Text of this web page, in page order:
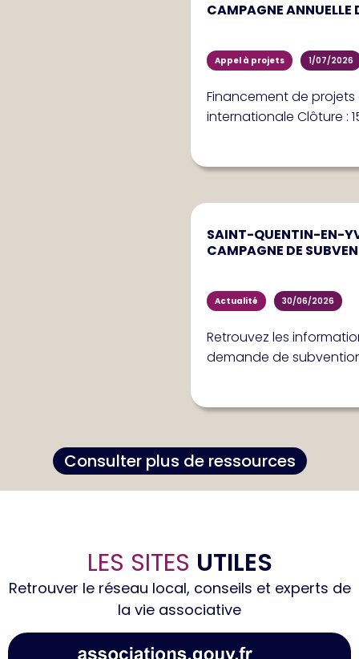
CAMPAGNE ANNUELLE
Appel à projets 1/07/2026
Financement de
internationale Clôture :
SAINT-QUENTIN-EN-
CAMPAGNE DE
Actualité 30/06/2026
Retrouvez les
demande de
Consulter plus de ressources
LES SITES UTILES
Retrouver le réseau local, conseils et experts de
la vie associative